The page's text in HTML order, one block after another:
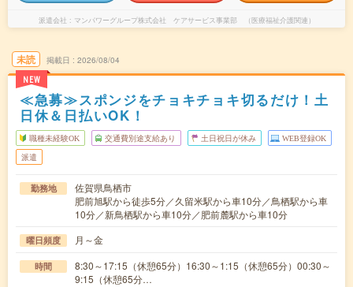
派遣会社 マンパワーグループ株式会社 ケアサービス事業部 （医療福祉介護関連）
未読
NEW
掲載日 2026/08/04
≪急募≫スポンジをチョキチョキ切るだけ！土
日休＆日払いOK！
職種未経験OK 交通費別途支給あり 土日祝日が休み WEB登録OK
派遣
勤務地
佐賀県鳥栖市
肥前旭駅から徒歩5分／久留米駅から車10分／鳥栖駅から車
10分／新鳥栖駅から車10分／肥前麓駅から車10分
曜日頻度 月～金
時間
8:30～17:15（休憩65分）16:30～1:15（休憩65分）00:30～
9:15（休憩65分…